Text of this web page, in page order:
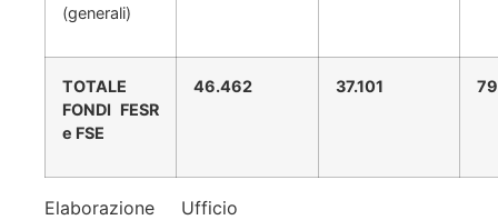
(generali)
TOTALE
FONDI FESR
e FSE
46.462 37.101
Elaborazione Ufficio